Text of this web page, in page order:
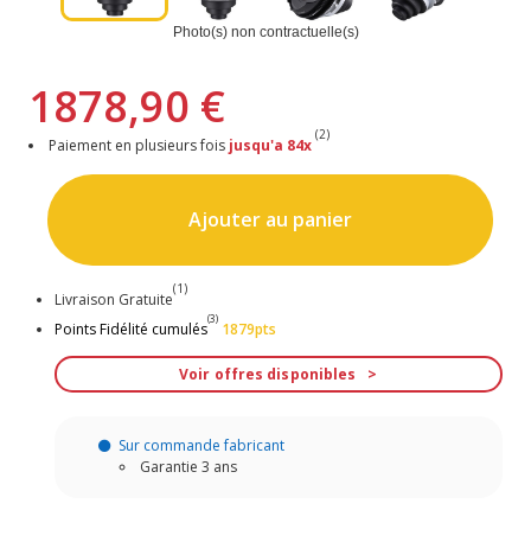
Photo(s) non contractuelle(s)
1878,90 €
Paiement en plusieurs fois jusqu'a 84x
(2)
Ajouter au panier
Livraison Gratuite
(1)
Points Fidélité cumulés
(3)
1879pts
Voir offres disponibles
Sur commande fabricant
Garantie 3 ans